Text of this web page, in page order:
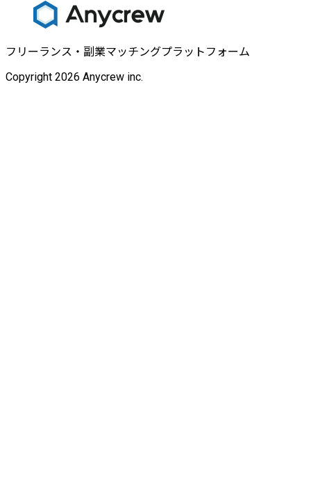
フリーランス・副業マッチングプラットフォーム
Copyright 2026 Anycrew inc.